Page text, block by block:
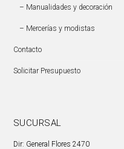
– Manualidades y decoración
– Mercerías y modistas
Contacto
Solicitar Presupuesto
SUCURSAL
Dir: General Flores 2470